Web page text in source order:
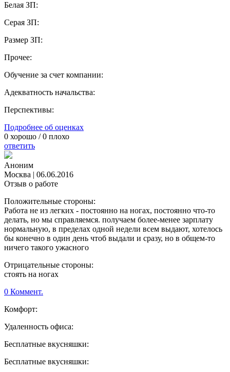
Белая ЗП:
Серая ЗП:
Размер ЗП:
Прочее:
Обучение за счет компании:
Адекватность начальства:
Перспективы:
Подробнее об оценках
0 хорошо /0 плохо
ответить
Аноним
Москва | 06.06.2016
Отзыв о работе
Положительные стороны:
Работа не из легких - постоянно на ногах, постоянно что-то
делать, но мы справляемся. получаем более-менее зарплату
нормальную, в пределах одной недели всем выдают, хотелось
бы конечно в один день чтоб выдали и сразу, но в общем-то
ничего такого ужасного
Отрицательные стороны:
стоять на ногах
0 Коммент.
Комфорт:
Удаленность офиса:
Бесплатные вкусняшки:
Бесплатные вкусняшки: